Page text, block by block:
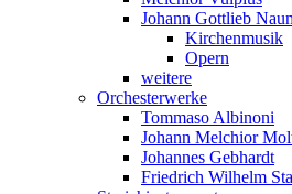
Johann Gottlieb
Kirchenmusik
Opern
weitere
Orchesterwerke
Tommaso Albinoni
Johann Melchior
Johannes Gebhardt
Friedrich Wilhelm